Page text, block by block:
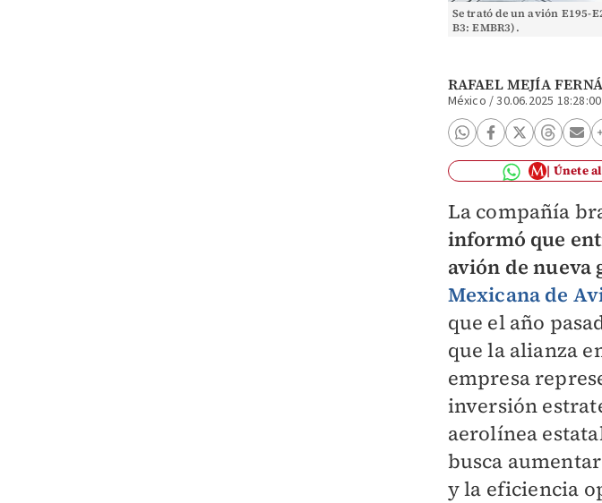
Se trató de un avión E195-
B3: EMBR3).
RAFAEL MEJÍA
México /30.06.2025 18:28:00
Únete
La compañía
informó que
avión de nueva
Mexicana de
que el año
que la alianza
empresa
inversión
aerolínea
busca
y la eficiencia